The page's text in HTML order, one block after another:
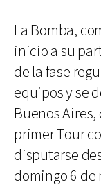
La Bomba,
inicio a su
de la fase
equipos y se
Buenos
primer Tour
disputarse
domingo 6 de